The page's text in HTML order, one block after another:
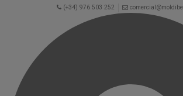
(+34) 976 503 252